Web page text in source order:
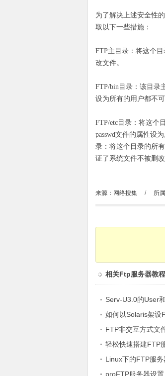
为了解决上述安全性
取以下一些措施：
FTP主目录：将这个
改文件。
FTP/bin目录：该目录
设为所有的用户都不
FTP/etc目录：将这个
passwd文件的属性设
录：将这个目录的所
证了系统文件不被删
来源：网络搜集 / 所
相关Ftp服务器教程
Serv-U3.0的User
如何以Solaris架设
FTP非交互方式文
轻松快速搭建FTP
Linux下的FTP服
proFTP服务器设置